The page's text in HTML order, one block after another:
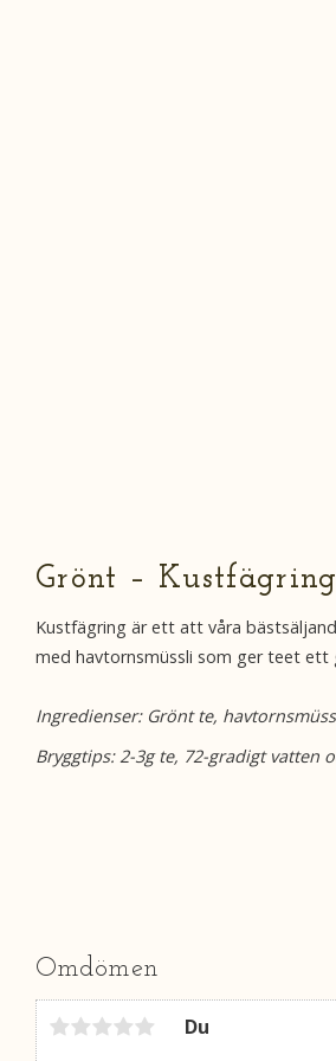
Grönt –
Kustfägring är ett att våra
med havtornsmüssli som ger teet ett
Ingredienser: Grönt te,
Bryggtips: 2-3g te, 72-gradigt vatten
Omdömen
Du